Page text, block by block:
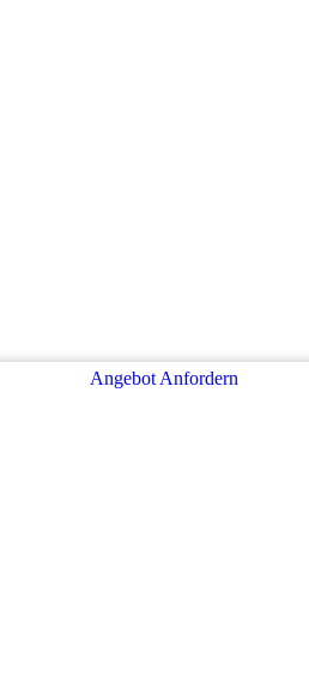
Angebot Anfordern